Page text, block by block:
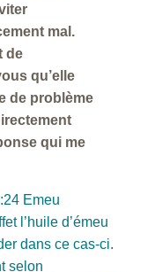
mal.
de
qu’elle
de problème
qui me
Emeu
l’huile d’émeu
dans ce cas-ci.
selon